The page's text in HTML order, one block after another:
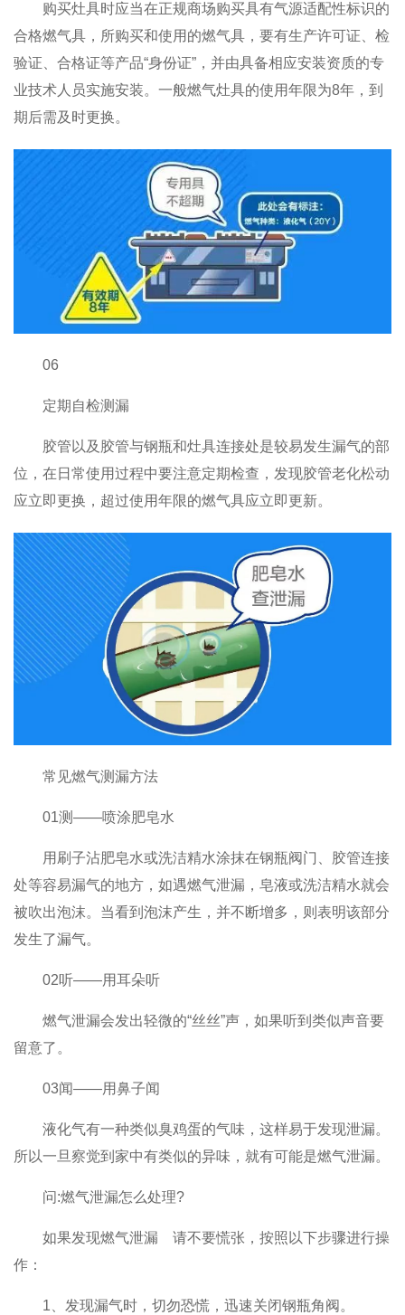
购买灶具时应当在正规商场购买具有气源适配性标识的
合格燃气具，所购买和使用的燃气具，要有生产许可证、检
验证、合格证等产品“身份证”，并由具备相应安装资质的专
业技术人员实施安装。一般燃气灶具的使用年限为8年，到
期后需及时更换。
06
定期自检测漏
胶管以及胶管与钢瓶和灶具连接处是较易发生漏气的部
位，在日常使用过程中要注意定期检查，发现胶管老化松动
应立即更换，超过使用年限的燃气具应立即更新。
常见燃气测漏方法
01测——喷涂肥皂水
用刷子沾肥皂水或洗洁精水涂抹在钢瓶阀门、胶管连接
处等容易漏气的地方，如遇燃气泄漏，皂液或洗洁精水就会
被吹出泡沫。当看到泡沫产生，并不断增多，则表明该部分
发生了漏气。
02听——用耳朵听
燃气泄漏会发出轻微的“丝丝”声，如果听到类似声音要
留意了。
03闻——用鼻子闻
液化气有一种类似臭鸡蛋的气味，这样易于发现泄漏。
所以一旦察觉到家中有类似的异味，就有可能是燃气泄漏。
问:燃气泄漏怎么处理?
如果发现燃气泄漏 请不要慌张，按照以下步骤进行操
作：
1、发现漏气时，切勿恐慌，迅速关闭钢瓶角阀。